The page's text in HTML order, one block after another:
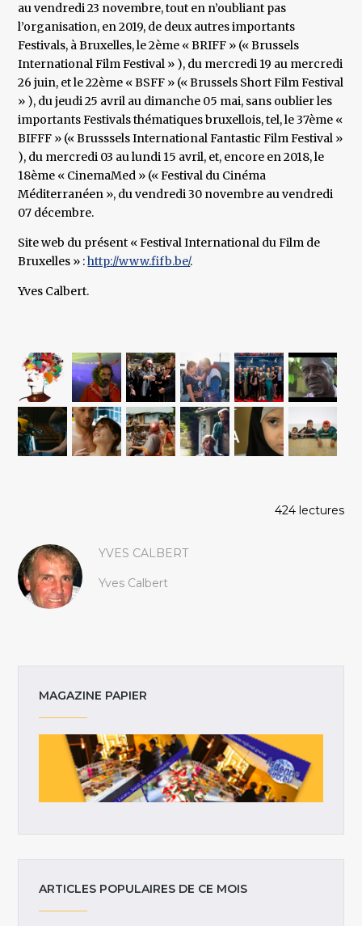
au vendredi 23 novembre, tout en n’oubliant pas
l’organisation, en 2019, de deux autres importants
Festivals, à Bruxelles, le 2ème « BRIFF » (« Brussels
International Film Festival » ), du mercredi 19 au mercredi
26 juin, et le 22ème « BSFF » (« Brussels Short Film Festival
» ), du jeudi 25 avril au dimanche 05 mai, sans oublier les
importants Festivals thématiques bruxellois, tel, le 37ème «
BIFFF » (« Brusssels International Fantastic Film Festival »
), du mercredi 03 au lundi 15 avril, et, encore en 2018, le
18ème « CinemaMed » (« Festival du Cinéma
Méditerranéen », du vendredi 30 novembre au vendredi
07 décembre.
Site web du présent « Festival International du Film de
Bruxelles » :http://www.fifb.be/.
Yves Calbert.
424 lectures
YVES CALBERT
Yves Calbert
MAGAZINE PAPIER
ARTICLES POPULAIRES DE CE MOIS